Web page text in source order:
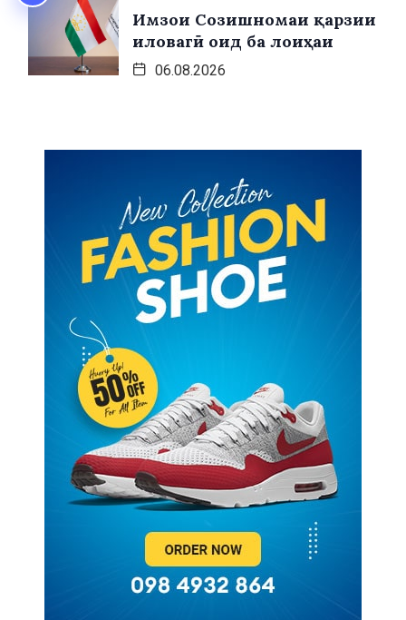
Имзои Созишномаи қарзии
иловагӣ оид ба лоиҳаи
06.08.2026